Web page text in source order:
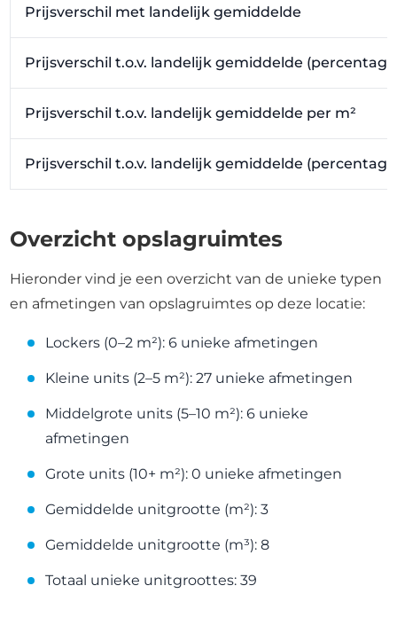
Prijsverschil met landelijk gemiddelde
Prijsverschil t.o.v. landelijk gemiddelde
Prijsverschil t.o.v. landelijk gemiddelde per m²
Prijsverschil t.o.v. landelijk gemiddelde
Overzicht opslagruimtes
Hieronder vind je een overzicht van de unieke typen
en afmetingen van opslagruimtes op deze locatie:
Lockers (0–2 m²): 6 unieke afmetingen
Kleine units (2–5 m²): 27 unieke afmetingen
Middelgrote units (5–10 m²): 6 unieke
afmetingen
Grote units (10+ m²): 0 unieke afmetingen
Gemiddelde unitgrootte (m²): 3
Gemiddelde unitgrootte (m³): 8
Totaal unieke unitgroottes: 39